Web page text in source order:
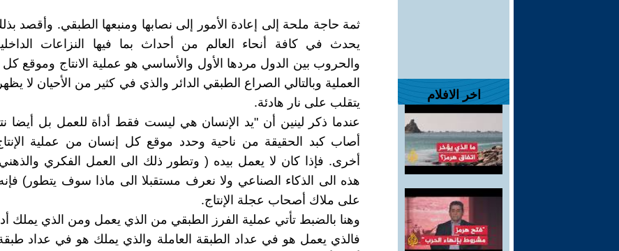
اخر الافلام
ثمة حاجة ملحة إلى إعادة الأمور إلى نصابها ومنبعها الطبقي. وأقصد
يحدث في كافة أنحاء العالم من أحداث بما فيها النزاعات
والحروب بين الدول مردها الأول والأساسي هو عملية الانتاج وموقع
العملية وبالتالي الصراع الطبقي الدائر والذي في كثير من الأحيان لا
يتقلب على نار هادئة.
عندما ذكر لينين أن "يد الإنسان هي ليست فقط أداة للعمل بل أيضا
أصاب كبد الحقيقة من ناحية وحدد موقع كل إنسان من عملية
أخرى. فإذا كان لا يعمل بيده ( وتطور ذلك الى العمل الفكري والذهني
هذه الى الذكاء الصناعي ولا نعرف مستقبلا الى ماذا سوف يتطور) فإنه
على ملاك أصحاب عجلة الإنتاج.
وهنا بالضبط تأتي عملية الفرز الطبقي من الذي يعمل ومن الذي يملك
فالذي يعمل هو في عداد الطبقة العاملة والذي يملك هو في عداد طبقة